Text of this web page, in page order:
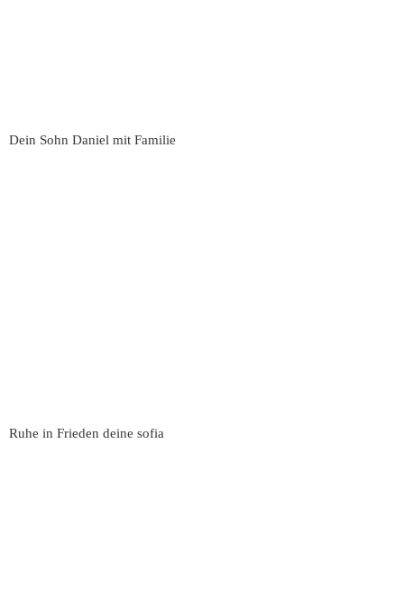
Dein Sohn Daniel mit Familie
Ruhe in Frieden deine sofia